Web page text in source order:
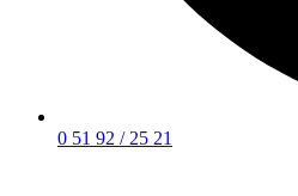
0 51 92 / 25 21